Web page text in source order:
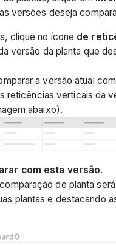
versões deseja
clique no ícone de
versão da planta que
a versão atual
reticências verticais da
abaixo).
com esta versão.
de planta
plantas e destacando